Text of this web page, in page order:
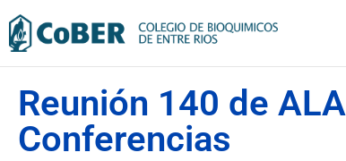
Reunión 140 de
Conferencias